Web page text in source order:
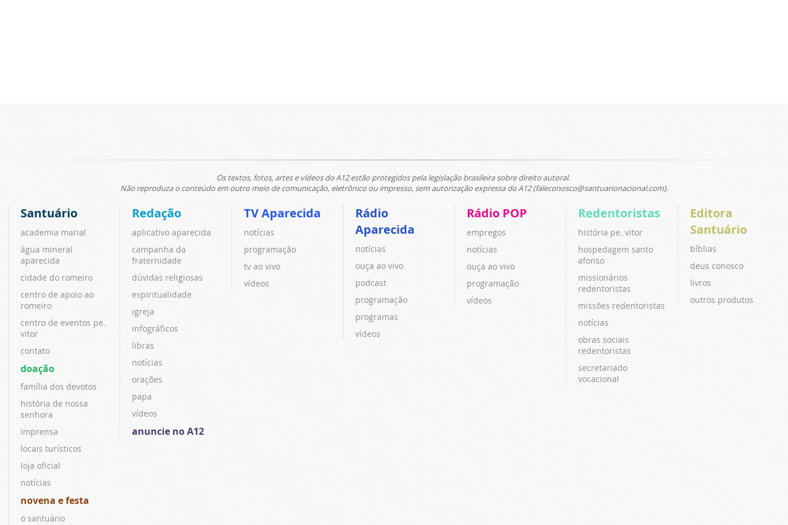
Os textos, fotos, artes e vídeos do A12 estão protegidos pela legislação brasileira sobre direito autoral.
Não reproduza o conteúdo em outro meio de comunicação, eletrônico ou impresso, sem autorização expressa do A12 (faleconosco@santuarionacional.com).
Santuário
academia marial
água mineral
aparecida
cidade do romeiro
centro de apoio ao
romeiro
centro de eventos pe.
vitor
contato
doação
família dos devotos
história de nossa
senhora
imprensa
locais turísticos
loja oficial
notícias
novena e festa
o santuário
Redação
aplicativo aparecida
campanha da
fraternidade
dúvidas religiosas
espiritualidade
igreja
infográficos
libras
notícias
orações
papa
vídeos
anuncie no A12
TV Aparecida
notícias
programação
tv ao vivo
vídeos
Rádio
Aparecida
notícias
ouça ao vivo
podcast
programação
programas
vídeos
Rádio POP
empregos
notícias
ouça ao vivo
programação
vídeos
Redentoristas
história pe. vitor
hospedagem santo
afonso
missionários
redentoristas
missões redentoristas
notícias
obras sociais
redentoristas
secretariado
vocacional
Editora
Santuário
bíblias
deus conosco
livros
outros produtos